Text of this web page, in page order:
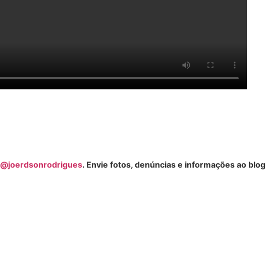
@joerdsonrodrigues. Envie fotos, denúncias e informações ao blog